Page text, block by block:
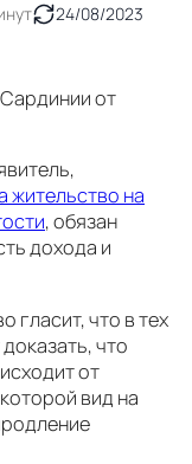
24/08/2023
от
жительство на
, обязан
дохода и
гласит, что в тех
что
от
вид на